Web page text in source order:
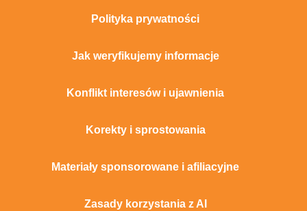
Polityka prywatności
Jak weryfikujemy informacje
Konflikt interesów i ujawnienia
Korekty i sprostowania
Materiały sponsorowane i afiliacyjne
Zasady korzystania z AI